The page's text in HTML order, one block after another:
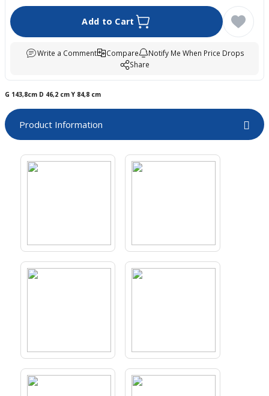
Add to Cart
Write a Comment Compare
Notify Me When Price Drops
Share
G 143,8cm D 46,2 cm Y 84,8 cm
Product Information